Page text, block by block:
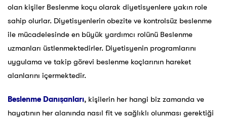
olan kişiler Beslenme koçu olarak diyetisyenlere yakın role
sahip olurlar. Diyetisyenlerin obezite ve kontrolsüz beslenme
ile mücadelesinde en büyük yardımcı rolünü Beslenme
uzmanları üstlenmektedirler. Diyetisyenin programlarını
uygulama ve takip görevi beslenme koçlarının hareket
alanlarını içermektedir.
Beslenme Danışanları, kişilerin her hangi biz zamanda ve
hayatının her alanında nasıl fit ve sağlıklı olunması gerektiği